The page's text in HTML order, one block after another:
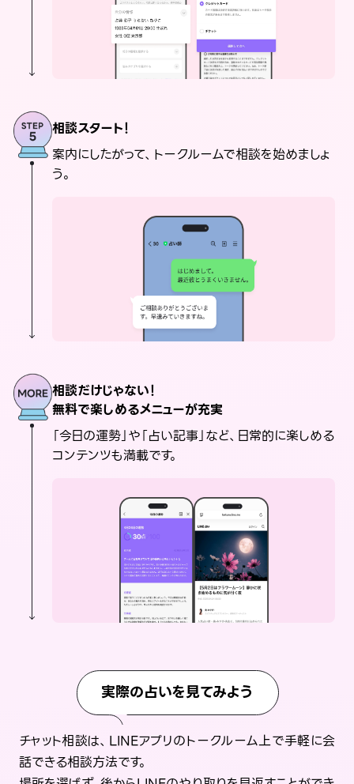
相談スタート！
案内にしたがって、トークルームで相談を始めましょ
う。
相談だけじゃない！
無料で楽しめるメニューが充実
「今日の運勢」や「占い記事」など、日常的に楽しめる
コンテンツも満載です。
実際の占いを見てみよう
チャット相談は、LINEアプリのトークルーム上で手軽に会
話できる相談方法です。